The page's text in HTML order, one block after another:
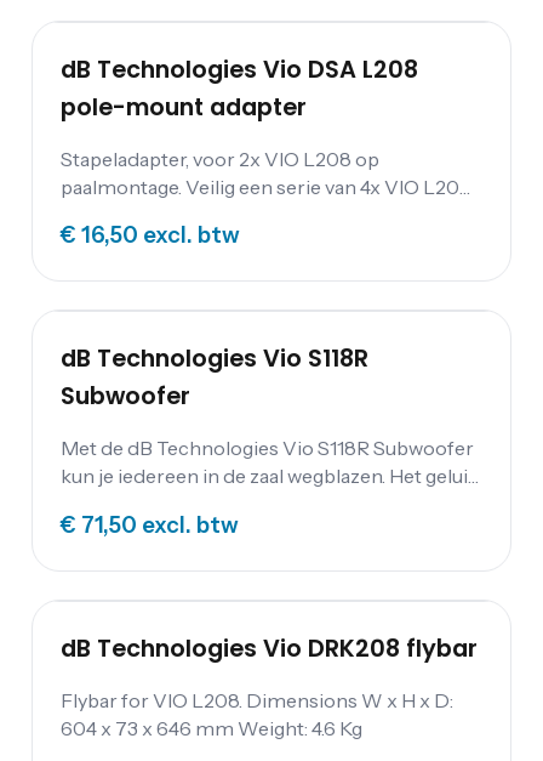
dB Technologies Vio DSA L208
pole-mount adapter
Stapeladapter, voor 2x VIO L208 op
paalmontage. Veilig een serie van 4x VIO L208
is bevestigd. Afmetingen B x H x D: 532 x 177 x
€ 16,50 excl. btw
dB Technologies Vio S118R
Subwoofer
Met de dB Technologies Vio S118R Subwoofer
kun je iedereen in de zaal wegblazen. Het geluid
in het laag en klinkt, zoals vele subwoofers nog
nog bij kunt stellen. Bovendien heeft dB
hij zowel horizontaal als verticaal gebruikt kan
worden.
€ 71,50 excl. btw
dB Technologies Vio DRK208 flybar
Flybar for VIO L208. Dimensions W x H x D:
604 x 73 x 646 mm Weight: 4.6 Kg